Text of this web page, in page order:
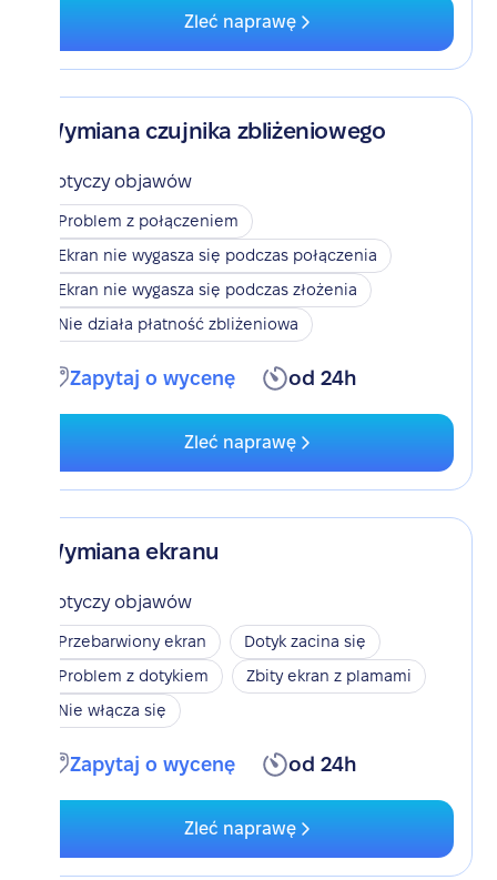
Zleć naprawę
Wymiana czujnika zbliżeniowego
Dotyczy objawów
Problem z połączeniem
Ekran nie wygasza się podczas połączenia
Ekran nie wygasza się podczas złożenia
Nie działa płatność zbliżeniowa
Zapytaj o wycenę od 24h
Zleć naprawę
Wymiana ekranu
Dotyczy objawów
Przebarwiony ekran
Dotyk zacina się
Problem z dotykiem
Zbity ekran z plamami
Nie włącza się
Zapytaj o wycenę od 24h
Zleć naprawę